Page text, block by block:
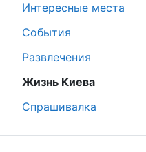
Интересные места
События
Развлечения
Жизнь Киева
Спрашивалка